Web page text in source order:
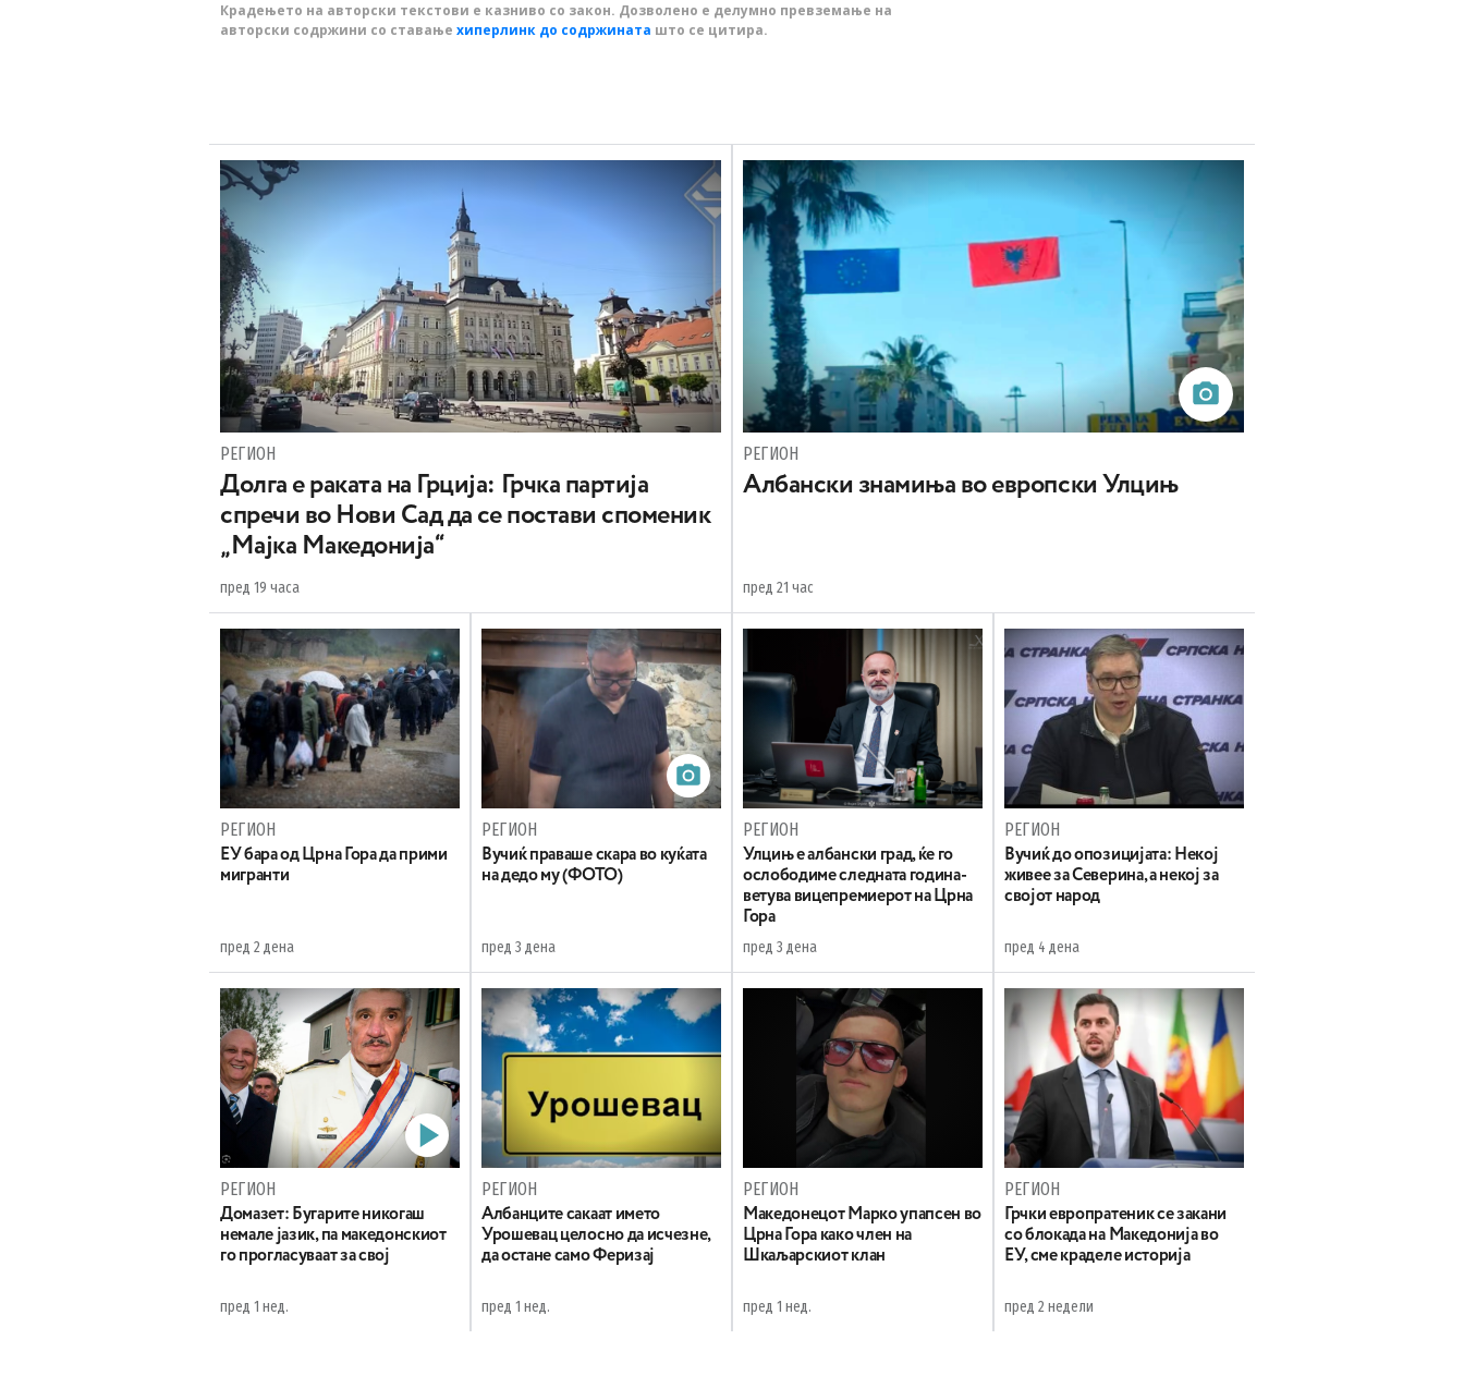
Крадењето на авторски текстови е казниво со закон. Дозволено е делумно превземање на
авторски содржини со ставање хиперлинк до содржината што се цитира.
РЕГИОН
Долга е раката на Грција: Грчка партија
спречи во Нови Сад да се постави споменик
„Мајка Македонија“
пред 19 часа
РЕГИОН
Aлбански знамиња во европски Улцињ
пред 21 час
РЕГИОН
EУ бара од Црна Гора да прими
мигранти
пред 2 дена
РЕГИОН
Вучиќ праваше скара во куќата
на дедо му (ФОТО)
пред 3 дена
РЕГИОН
Улцињ е албански град, ќе го
ослободиме следната година-
ветува вицепремиерот на Црна
Гора
пред 3 дена
РЕГИОН
Вучиќ до опозицијата: Некој
живее за Северина, а некој за
својот народ
пред 4 дена
РЕГИОН
Домазет: Бугарите никогаш
немале јазик, па македонскиот
го прогласуваат за свој
пред 1 нед.
РЕГИОН
Aлбанците сакаат името
Урошевац целосно да исчезне,
да остане само Феризај
пред 1 нед.
РЕГИОН
Maкедонецот Марко упапсен во
Црна Гора како член на
Шкаљарскиот клан
пред 1 нед.
РЕГИОН
Грчки европратеник се закани
со блокада на Македонија во
ЕУ, сме краделе историја
пред 2 недели